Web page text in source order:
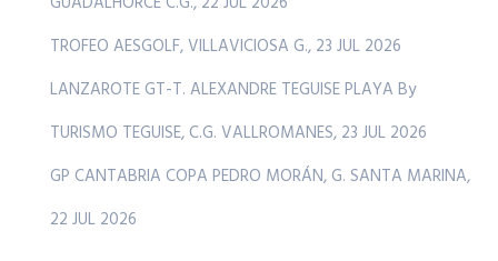
TROFEO AESGOLF, VILLAVICIOSA G., 23 JUL 2026
LANZAROTE GT-T. ALEXANDRE TEGUISE PLAYA By
TURISMO TEGUISE, C.G. VALLROMANES, 23 JUL 2026
GP CANTABRIA COPA PEDRO MORÁN, G. SANTA MARINA,
22 JUL 2026